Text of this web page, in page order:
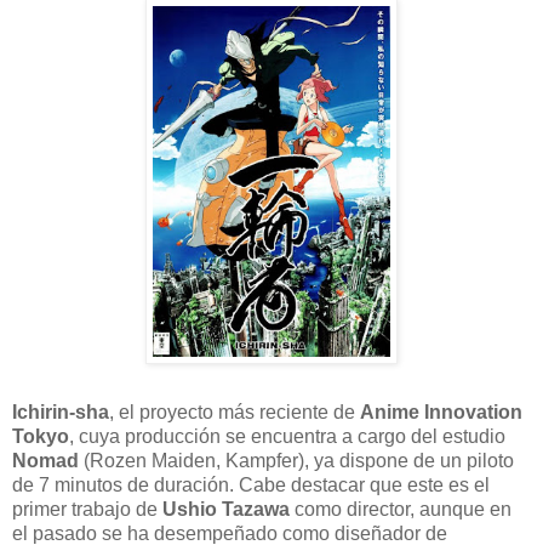
Ichirin-sha, el proyecto más reciente de Anime Innovation
Tokyo, cuya producción se encuentra a cargo del estudio
Nomad (Rozen Maiden, Kampfer), ya dispone de un piloto
de 7 minutos de duración. Cabe destacar que este es el
primer trabajo de Ushio Tazawa como director, aunque en
el pasado se ha desempeñado como diseñador de